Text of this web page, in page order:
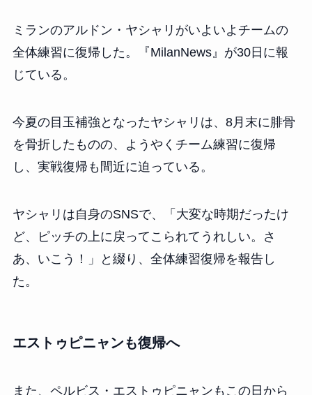
ミランのアルドン・ヤシャリがいよいよチームの
全体練習に復帰した。『MilanNews』が30日に報
じている。
今夏の目玉補強となったヤシャリは、8月末に腓骨
を骨折したものの、ようやくチーム練習に復帰
し、実戦復帰も間近に迫っている。
ヤシャリは自身のSNSで、「大変な時期だったけ
ど、ピッチの上に戻ってこられてうれしい。さ
あ、いこう！」と綴り、全体練習復帰を報告し
た。
エストゥピニャンも復帰へ
また、ペルビス・エストゥピニャンもこの日から